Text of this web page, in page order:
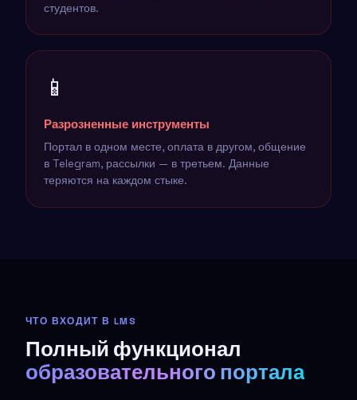
студентов.
📱
Разрозненные инструменты
Портал в одном месте, оплата в другом, общение
в Telegram, рассылки — в третьем. Данные
теряются на каждом стыке.
ЧТО ВХОДИТ В LMS
Полный функционал
образовательного портала